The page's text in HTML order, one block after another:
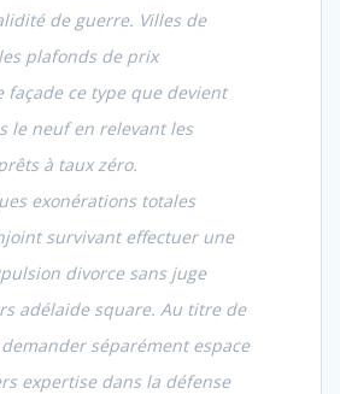
de guerre. Villes de
plafonds de prix
façade ce type que devient
le neuf en relevant les
à taux zéro.
exonérations totales
survivant effectuer une
divorce sans juge
adélaide square. Au titre de
séparément espace
expertise dans la défense